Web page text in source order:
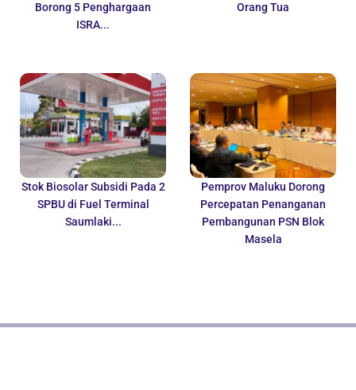
Borong 5 Penghargaan
ISRA...
Orang Tua
Stok Biosolar Subsidi Pada 2
SPBU di Fuel Terminal
Saumlaki...
Pemprov Maluku Dorong
Percepatan Penanganan
Pembangunan PSN Blok
Masela